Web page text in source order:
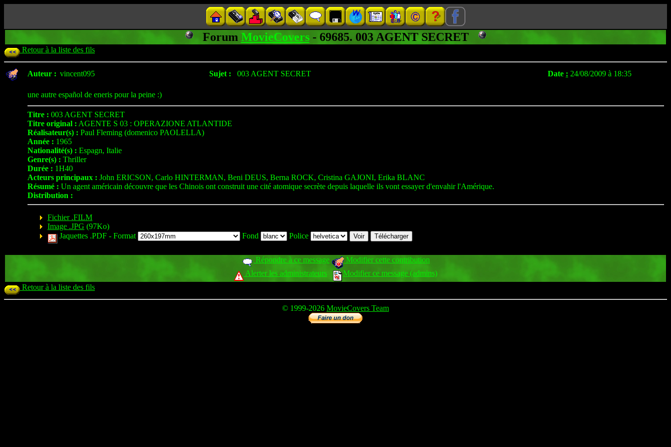
Forum MovieCovers- 69685. 003 AGENT SECRET
Retour à la liste des fils
Auteur : vincent095 Sujet : 003 AGENT SECRET Date : 24/08/2009 à 18:35
une autre español de eneris pour la peine :)
Titre : 003 AGENT SECRET
Titre original : AGENTE S 03 : OPERAZIONE ATLANTIDE
Réalisateur(s) : Paul Fleming (domenico PAOLELLA)
Année : 1965
Nationalité(s) : Espagn, Italie
Genre(s) : Thriller
Durée : 1H40
Acteurs principaux : John ERICSON, Carlo HINTERMAN, Beni DEUS, Berna ROCK, Cristina GAJONI, Erika BLANC
Résumé : Un agent américain découvre que les Chinois ont construit une cité atomique secrète depuis laquelle ils vont essayer d'envahir l'Amérique.
Distribution :
Fichier .FILM
Image .JPG (97Ko)
Jaquettes .PDF - Format Fond Police
Répondre à ce message
Modifier cette contribution
Alerter les administrateurs
Modifier ce message (admins)
Retour à la liste des fils
© 1999-2026 MovieCovers Team